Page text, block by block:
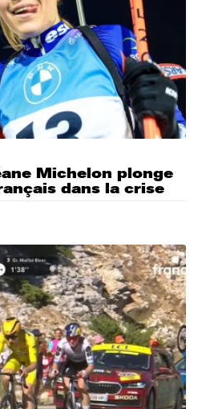
Michelon plonge
dans la crise